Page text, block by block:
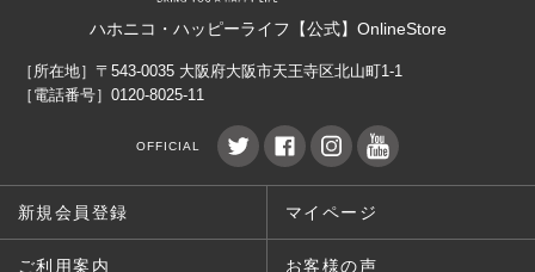
ハホニコ・ハッピーライフ【公式】OnlineStore
［所在地］〒543-0035 大阪府大阪市天王寺区北山町1-1
［電話番号］0120-8025-11
OFFICIAL
新規会員登録 マイページ
ご利用案内 お客様の声